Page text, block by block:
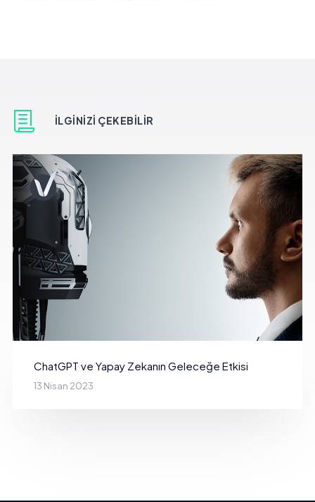
İLGINIZI ÇEKEBILIR
ChatGPT ve Yapay Zekanın Geleceğe Etkisi
13 Nisan 2023